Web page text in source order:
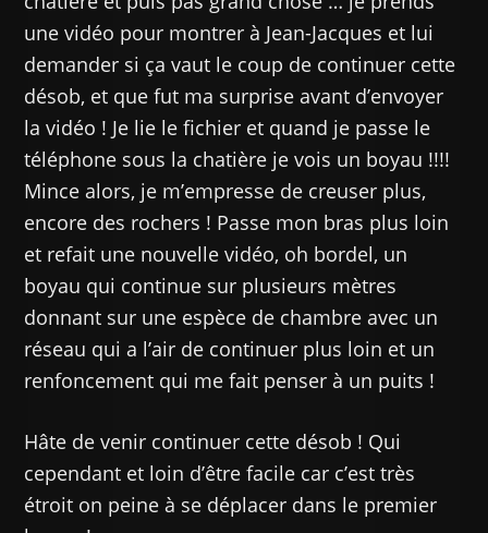
une vidéo pour montrer à Jean-Jacques et lui
demander si ça vaut le coup de continuer cette
désob, et que fut ma surprise avant d’envoyer
la vidéo ! Je lie le fichier et quand je passe le
téléphone sous la chatière je vois un boyau !!!!
Mince alors, je m’empresse de creuser plus,
encore des rochers ! Passe mon bras plus loin
et refait une nouvelle vidéo, oh bordel, un
boyau qui continue sur plusieurs mètres
donnant sur une espèce de chambre avec un
réseau qui a l’air de continuer plus loin et un
renfoncement qui me fait penser à un puits !
Hâte de venir continuer cette désob ! Qui
cependant et loin d’être facile car c’est très
étroit on peine à se déplacer dans le premier